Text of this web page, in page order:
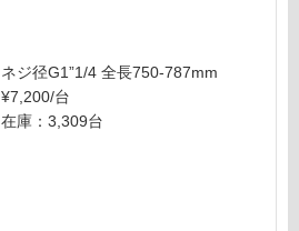
ネジ径G1”1/4 全長750-787mm
¥7,200/台
在庫：3,309台